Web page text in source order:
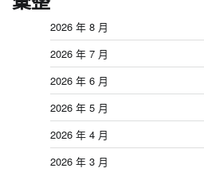
2026 年 8 月
2026 年 7 月
2026 年 6 月
2026 年 5 月
2026 年 4 月
2026 年 3 月